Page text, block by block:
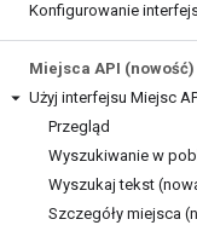
Konfigurowanie
Miejsca API (nowość)
Użyj interfejsu Miejsc
Przegląd
Wyszukiwanie w
Wyszukaj tekst
Szczegóły miejsca